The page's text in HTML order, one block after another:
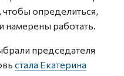
чтобы определиться,
намерены работать.
председателя
стала Екатерина